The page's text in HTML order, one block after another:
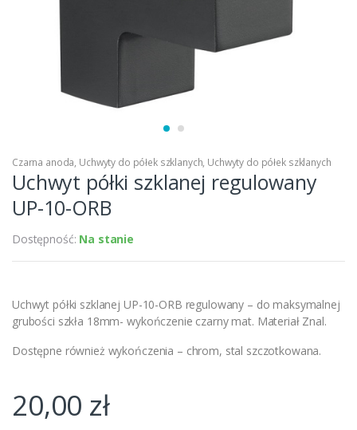
Czarna anoda, Uchwyty do półek szklanych, Uchwyty do półek szklanych
Uchwyt półki szklanej regulowany
UP-10-ORB
Dostępność: Na stanie
Uchwyt półki szklanej UP-10-ORB regulowany – do maksymalnej
grubości szkła 18mm- wykończenie czarny mat. Materiał Znal.
Dostępne również wykończenia – chrom, stal szczotkowana.
20,00 zł